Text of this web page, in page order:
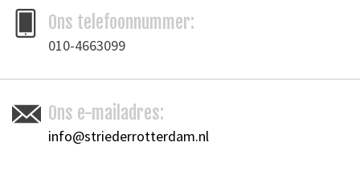
Ons telefoonnummer:
010-4663099
Ons e-mailadres:
info@striederrotterdam.nl